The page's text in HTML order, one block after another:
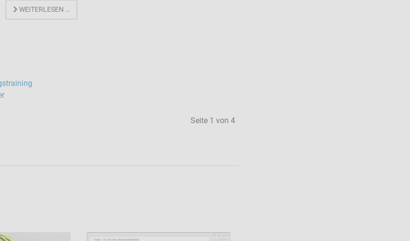
WEITERLESEN …
Seite 1 von 4